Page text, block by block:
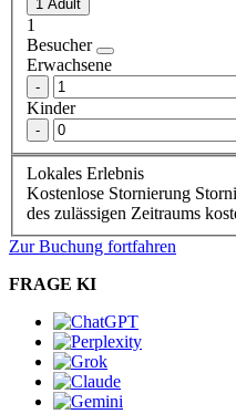
1
Besucher
Erwachsene
-
Kinder
-
Lokales Erlebnis
Kostenlose Stornierung
des zulässigen Zeitraums
Zur Buchung fortfahren
FRAGE KI